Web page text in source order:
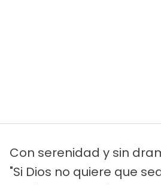
Con serenidad y sin
"Si Dios no quiere que